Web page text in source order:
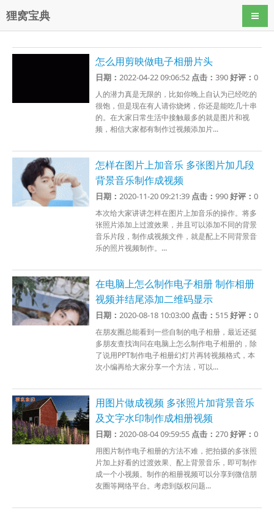
狸窝宝典 导航
怎么用剪映做电子相册片头
日期：2022-04-22 09:06:52 点击：390好评：0
人的潜力真是无限的，比如你晚上自认为已经吃的
很饱，但是现在有人请你烧烤，你还是能吃几十串
的。在大家日常生活中接触最多的就是图片和视
频，相信大家都有制作过视频添加片...
怎样在图片上加音乐 多张图片加几段
背景音乐制作成视频
日期：2020-11-20 09:21:39 点击：990好评：0
本次给大家讲讲怎样在图片上加音乐的操作。将多
张照片添加上过渡效果，并且可以添加不同的背景
音乐片段，制作成视频文件，就是配上不同背景音
乐的照片视频制作。...
在电脑上怎么制作电子相册 制作相册
视频并结尾添加二维码显示
日期：2020-08-18 10:03:00 点击： 515好评：0
在朋友圈总能看到一些自制的电子相册，最近还挺
多朋友查找询问在电脑上怎么制作电子相册的，除
了说用PPT制作电子相册幻灯片再转视频格式，本
次小编再给大家分享一个方法，可以...
用图片做成视频 多张照片加背景音乐
及文字水印制作成相册视频
日期：2020-08-04 09:59:55 点击：270好评：0
用图片制作电子相册的方法不难，把拍摄的多张照
片加上好看的过渡效果、配上背景音乐，即可制作
成一个小视频。制作的相册视频可以分享到微信朋
友圈等网络平台。考虑到版权问题...